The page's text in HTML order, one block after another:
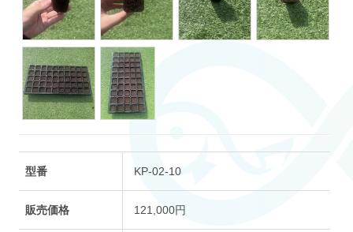
型番 KP-02-10
販売価格 121,000円